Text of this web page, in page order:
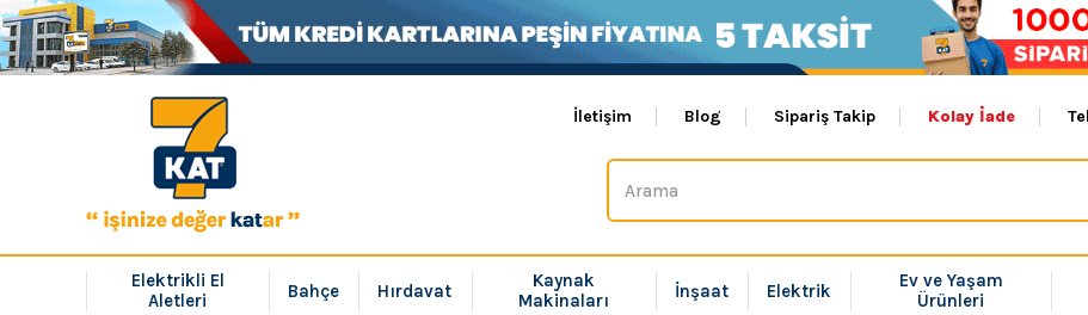
İletişim Blog Sipariş Takip Kolay İade
Elektrikli El
Aletleri
Bahçe Hırdavat
Kaynak
Makinaları
İnşaat Elektrik
Ev ve Yaşam
Ürünleri